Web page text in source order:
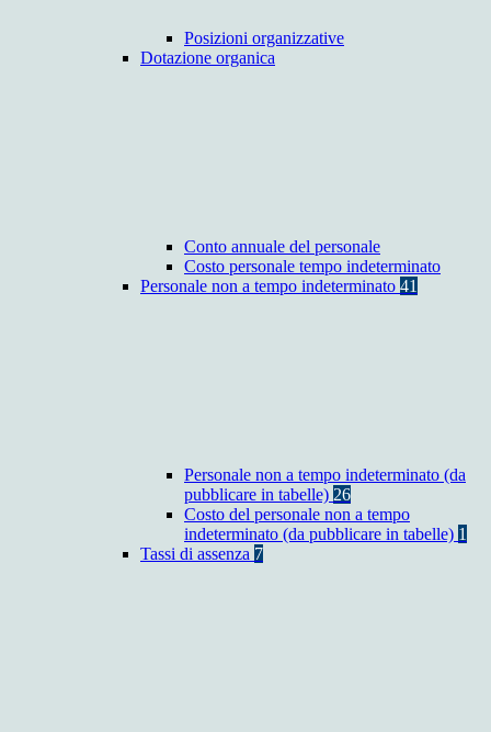
Posizioni organizzative
Dotazione organica
Conto annuale del personale
Costo personale tempo indeterminato
Personale non a tempo indeterminato 41
Personale non a tempo indeterminato (da
pubblicare in tabelle) 26
Costo del personale non a tempo
indeterminato (da pubblicare in tabelle) 1
Tassi di assenza 7